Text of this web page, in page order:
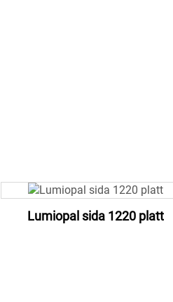
Lumiopal sida 1220 platt